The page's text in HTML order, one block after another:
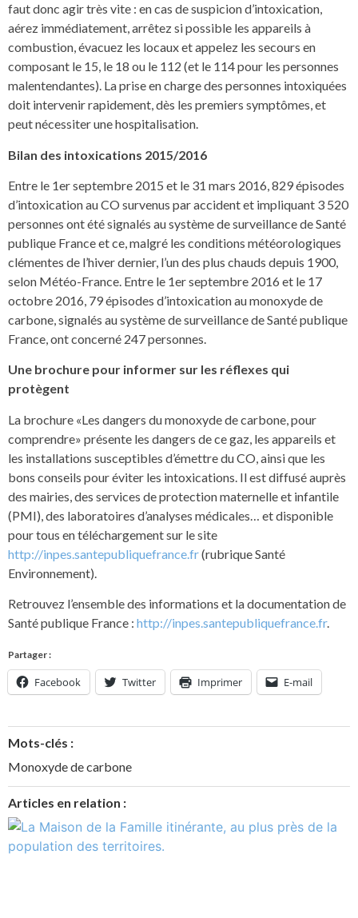
faut donc agir très vite : en cas de suspicion d’intoxication,
aérez immédiatement, arrêtez si possible les appareils à
combustion, évacuez les locaux et appelez les secours en
composant le 15, le 18 ou le 112 (et le 114 pour les personnes
malentendantes). La prise en charge des personnes intoxiquées
doit intervenir rapidement, dès les premiers symptômes, et
peut nécessiter une hospitalisation.
Bilan des intoxications 2015/2016
Entre le 1er septembre 2015 et le 31 mars 2016, 829 épisodes
d’intoxication au CO survenus par accident et impliquant 3 520
personnes ont été signalés au système de surveillance de Santé
publique France et ce, malgré les conditions météorologiques
clémentes de l’hiver dernier, l’un des plus chauds depuis 1900,
selon Météo-France. Entre le 1er septembre 2016 et le 17
octobre 2016, 79 épisodes d’intoxication au monoxyde de
carbone, signalés au système de surveillance de Santé publique
France, ont concerné 247 personnes.
Une brochure pour informer sur les réflexes qui
protègent
La brochure «Les dangers du monoxyde de carbone, pour
comprendre» présente les dangers de ce gaz, les appareils et
les installations susceptibles d’émettre du CO, ainsi que les
bons conseils pour éviter les intoxications. Il est diffusé auprès
des mairies, des services de protection maternelle et infantile
(PMI), des laboratoires d’analyses médicales… et disponible
pour tous en téléchargement sur le site
http://inpes.santepubliquefrance.fr(rubrique Santé
Environnement).
Retrouvez l’ensemble des informations et la documentation de
Santé publique France : http://inpes.santepubliquefrance.fr.
Partager :
Facebook Twitter Imprimer E-mail
Mots-clés :
Monoxyde de carbone
Articles en relation :